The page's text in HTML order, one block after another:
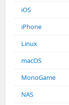
iOS
iPhone
Linux
macOS
MonoGame
NAS